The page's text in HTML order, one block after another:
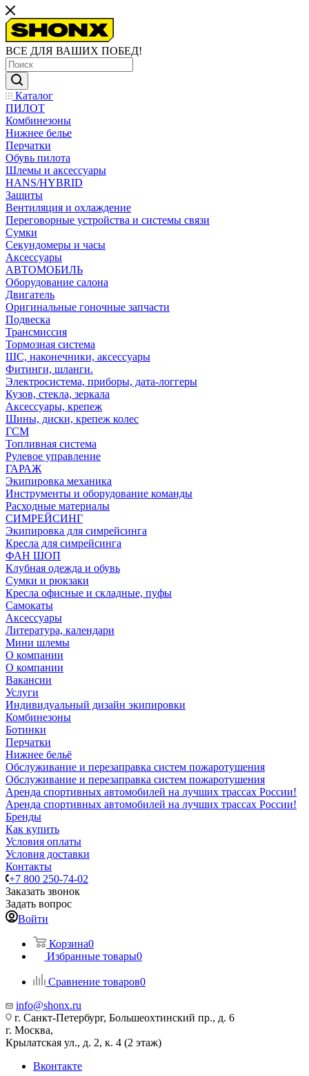
ВСЕ ДЛЯ ВАШИХ ПОБЕД!
Каталог
ПИЛОТ
Комбинезоны
Нижнее белье
Перчатки
Обувь пилота
Шлемы и аксессуары
HANS/HYBRID
Защиты
Вентиляция и охлаждение
Переговорные устройства и системы связи
Сумки
Секундомеры и часы
Аксессуары
АВТОМОБИЛЬ
Оборудование салона
Двигатель
Оригинальные гоночные запчасти
Подвеска
Трансмиссия
Тормозная система
ШС, наконечники, аксессуары
Фитинги, шланги.
Электросистема, приборы, дата-логгеры
Кузов, стекла, зеркала
Аксессуары, крепеж
Шины, диски, крепеж колес
ГСМ
Топливная система
Рулевое управление
ГАРАЖ
Экипировка механика
Инструменты и оборудование команды
Расходные материалы
СИМРЕЙСИНГ
Экипировка для симрейсинга
Кресла для симрейсинга
ФАН ШОП
Клубная одежда и обувь
Сумки и рюкзаки
Кресла офисные и складные, пуфы
Самокаты
Аксессуары
Литература, календари
Мини шлемы
О компании
О компании
Вакансии
Услуги
Индивидуальный дизайн экипировки
Комбинезоны
Ботинки
Перчатки
Нижнее бельё
Обслуживание и перезаправка систем пожаротушения
Обслуживание и перезаправка систем пожаротушения
Аренда спортивных автомобилей на лучших трассах России!
Аренда спортивных автомобилей на лучших трассах России!
Бренды
Как купить
Условия оплаты
Условия доставки
Контакты
+7 800 250-74-02
Заказать звонок
Задать вопрос
Войти
Корзина0
Избранные товары0
Сравнение товаров0
info@shonx.ru
г. Санкт-Петербург, Большеохтинский пр., д. 6
г. Москва,
Крылатская ул., д. 2, к. 4 (2 этаж)
Вконтакте